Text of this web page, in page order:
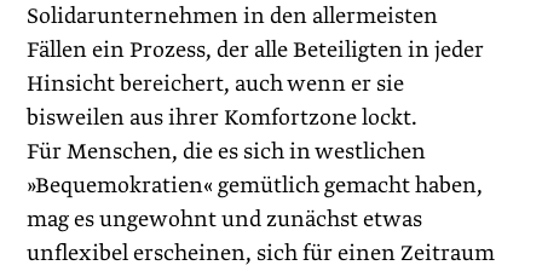
Solidarunternehmen in den allermeisten
Fällen ein Prozess, der alle Beteiligten in jeder
Hinsicht bereichert, auch wenn er sie
bisweilen aus ihrer Komfortzone lockt.
Für Menschen, die es sich in westlichen
»Bequemokratien« gemütlich gemacht haben,
mag es ungewohnt und zunächst ­etwas
unflexibel erscheinen, sich für einen Zeitraum